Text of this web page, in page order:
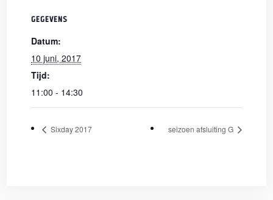
GEGEVENS
Datum:
10 juni, 2017
Tijd:
11:00 - 14:30
Sixday 2017 seizoen afsluiting G